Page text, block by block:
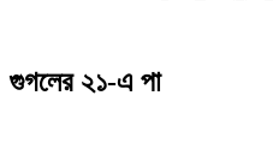
গুগলের ২১-এ পা